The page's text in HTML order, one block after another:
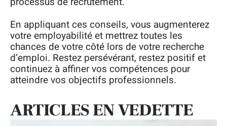
En appliquant ces conseils, vous augmenterez
votre employabilité et mettrez toutes les
chances de votre côté lors de votre recherche
d’emploi. Restez persévérant, restez positif et
continuez à affiner vos compétences pour
atteindre vos objectifs professionnels.
ARTICLES EN VEDETTE